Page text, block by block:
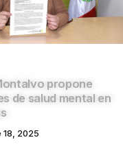
propone
de salud mental en
18, 2025